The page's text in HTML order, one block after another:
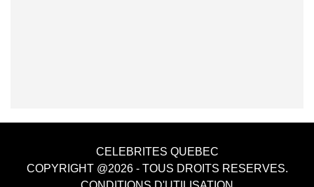
CELEBRITES QUEBEC
COPYRIGHT @2026 - TOUS DROITS RESERVES.